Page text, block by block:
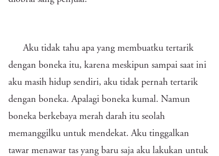
Aku tidak tahu apa yang membuatku tertarik
dengan boneka itu, karena meskipun sampai saat ini
aku masih hidup sendiri, aku tidak pernah tertarik
dengan boneka. Apalagi boneka kumal. Namun
boneka berkebaya merah darah itu seolah
memanggilku untuk mendekat. Aku tinggalkan
tawar menawar tas yang baru saja aku lakukan untuk